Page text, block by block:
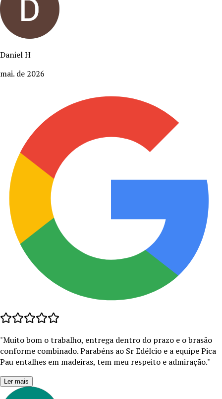
Daniel H
mai. de 2026
"Muito bom o trabalho, entrega dentro do prazo e o brasão
conforme combinado. Parabéns ao Sr Edélcio e a equipe Pica
Pau entalhes em madeiras, tem meu respeito e admiração."
Ler mais